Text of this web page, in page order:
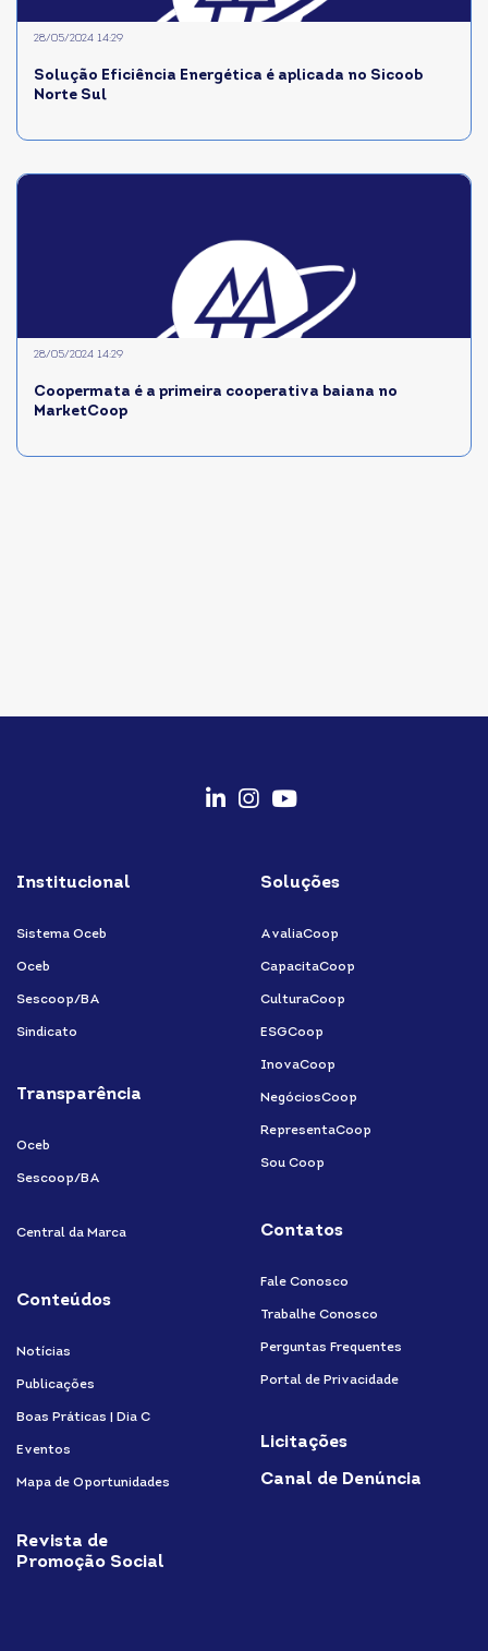
Solução Eficiência Energética é aplicada no Sicoob
Norte Sul
28/05/2024 14:29
Coopermata é a primeira cooperativa baiana no
MarketCoop
28/05/2024 14:29
linkedin-
instagram
youtube
Institucional
Sistema Oceb
Oceb
Sescoop/BA
Sindicato
Transparência
Oceb
Sescoop/BA
Central da Marca
Conteúdos
Notícias
Publicações
Boas Práticas | Dia C
Eventos
Mapa de Oportunidades
Revista de
Promoção Social
Soluções
AvaliaCoop
CapacitaCoop
CulturaCoop
ESGCoop
InovaCoop
NegóciosCoop
RepresentaCoop
Sou Coop
Contatos
Fale Conosco
Trabalhe Conosco
Perguntas Frequentes
Portal de Privacidade
Licitações
Canal de Denúncia